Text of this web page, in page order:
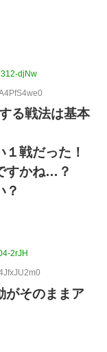
djNw
る戦法は基本
戦だった！
すかね…？
？
2rJH
がそのままア